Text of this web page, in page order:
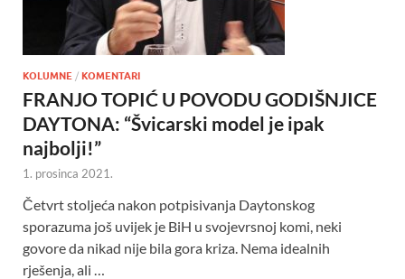
KOLUMNE / KOMENTARI
FRANJO TOPIĆ U POVODU GODIŠNJICE
DAYTONA: “Švicarski model je ipak
najbolji!”
1. prosinca 2021.
Četvrt stoljeća nakon potpisivanja Daytonskog
sporazuma još uvijek je BiH u svojevrsnoj komi, neki
govore da nikad nije bila gora kriza. Nema idealnih
rješenja, ali …